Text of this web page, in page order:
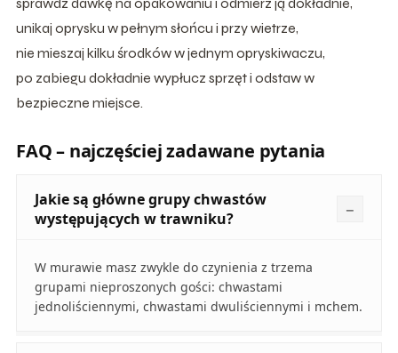
unikaj oprysku w pełnym słońcu i przy wietrze,
nie mieszaj kilku środków w jednym opryskiwaczu,
po zabiegu dokładnie wypłucz sprzęt i odstaw w
bezpieczne miejsce.
FAQ – najczęściej zadawane pytania
Jakie są główne grupy chwastów
występujących w trawniku?
W murawie masz zwykle do czynienia z trzema
grupami nieproszonych gości: chwastami
jednoliściennymi, chwastami dwuliściennymi i mchem.